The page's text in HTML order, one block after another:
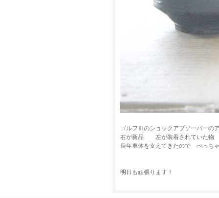
ゴルフⅢのショックアブソーバーの
右が新品 左が装着されていた物
長年車体を支えてきたので ぺっち
明日も頑張ります！